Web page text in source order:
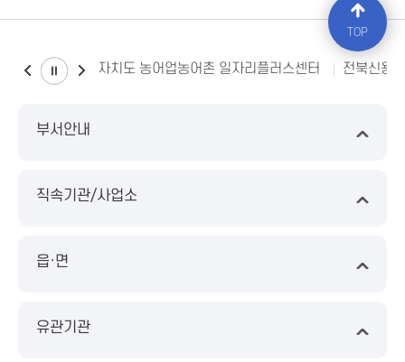
전북특별자치도 농어업농어촌 일자리플러스센터 전북신용
부서안내
직속기관/사업소
읍·면
유관기관
TOP